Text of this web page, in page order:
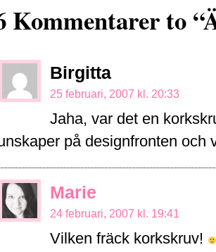
Kommentarer to
Birgitta
25 februari, 2007 kl. 20:33
Jaha, var det en
på designfronten
Marie
24 februari, 2007 kl. 19:41
Vilken fräck korkskruv!